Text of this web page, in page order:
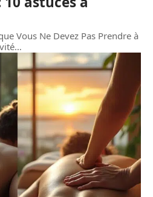
Vous Ne Devez Pas Prendre à
…